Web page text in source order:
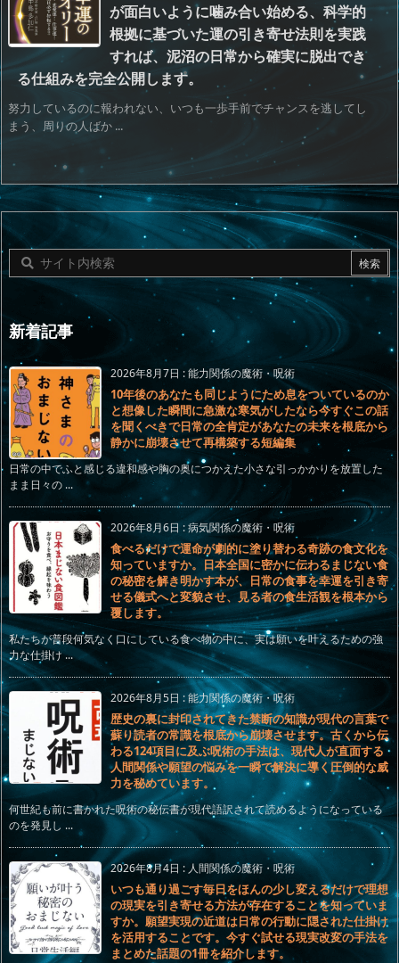
が面白いように噛み合い始める、科学的
根拠に基づいた運の引き寄せ法則を実践
すれば、泥沼の日常から確実に脱出でき
る仕組みを完全公開します。
努力しているのに報われない、いつも一歩手前でチャンスを逃してし
まう、周りの人ばか ...
新着記事
2026年8月7日 :能力関係の魔術・呪術
10年後のあなたも同じようにため息をついているのか
と想像した瞬間に急激な寒気がしたなら今すぐこの話
を聞くべきで日常の全肯定があなたの未来を根底から
静かに崩壊させて再構築する短編集
日常の中でふと感じる違和感や胸の奥につかえた小さな引っかかりを放置した
まま日々の ...
2026年8月6日 :病気関係の魔術・呪術
食べるだけで運命が劇的に塗り替わる奇跡の食文化を
知っていますか。日本全国に密かに伝わるまじない食
の秘密を解き明かす本が、日常の食事を幸運を引き寄
せる儀式へと変貌させ、見る者の食生活観を根本から
覆します。
私たちが普段何気なく口にしている食べ物の中に、実は願いを叶えるための強
力な仕掛け ...
2026年8月5日 :能力関係の魔術・呪術
歴史の裏に封印されてきた禁断の知識が現代の言葉で
蘇り読者の常識を根底から崩壊させます。古くから伝
わる124項目に及ぶ呪術の手法は、現代人が直面する
人間関係や願望の悩みを一瞬で解決に導く圧倒的な威
力を秘めています。
何世紀も前に書かれた呪術の秘伝書が現代語訳されて読めるようになっている
のを発見し ...
2026年8月4日 : 人間関係の魔術・呪術
いつも通り過ごす毎日をほんの少し変えるだけで理想
の現実を引き寄せる方法が存在することを知っていま
すか。願望実現の近道は日常の行動に隠された仕掛け
を活用することです。今すぐ試せる現実改変の手法を
まとめた話題の1冊を紹介します。